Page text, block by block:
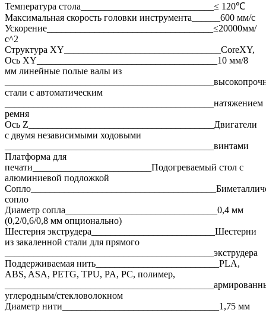
Температура стола____________________________≤ 120℃
Максимальная скорость головки инструмента______600 мм/с
Ускорение___________________________________≤20000мм/
с^2
Структура XY_________________________________CoreXY,
Ось XY______________________________________10 мм/8
мм линейные полые валы из
стали с автоматическим
____________________________________________натяжением
ремня
Ось Z_______________________________________Двигатели
с двумя независимыми ходовыми
____________________________________________винтами
Платформа для
печати_________________________Подогреваемый стол с
алюминиевой подложкой
сопло
Диаметр сопла________________________________0,4 мм
(0,2/0,6/0,8 мм опционально)
Шестерня экструдера__________________________Шестерни
из закаленной стали для прямого
____________________________________________экструдера
Поддерживаемая нить__________________________PLA,
ABS, ASA, PETG, TPU, PA, PC, полимер,
углеродным/стекловолокном
Диаметр нити_________________________________1,75 мм